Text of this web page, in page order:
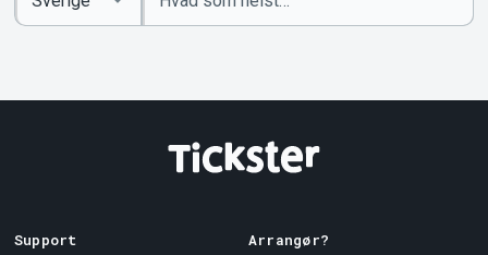
søgeord
Country
Support
Arrangør?